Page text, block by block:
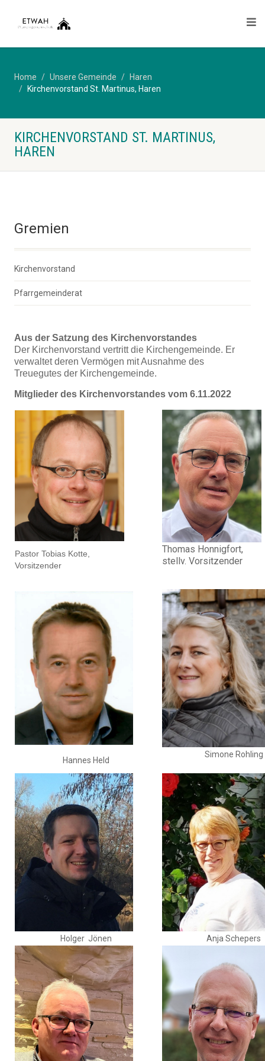
Home Unsere Gemeinde
Haren
Kirchenvorstand St. Martinus, Haren
KIRCHENVORSTAND ST. MARTINUS,
HAREN
Gremien
Kirchenvorstand
Pfarrgemeinderat
Aus der Satzung des Kirchenvorstandes
Der Kirchenvorstand vertritt die Kirchengemeinde. Er
verwaltet deren Vermögen mit Ausnahme des
Treuegutes der Kirchengemeinde.
Mitglieder des Kirchenvorstandes vom 6.11.2022
Pastor Tobias Kotte,
Vorsitzender
Thomas Honnigfort,
stellv. Vorsitzender
Hannes Held
Simone Rohling
Holger Jönen Anja Schepers